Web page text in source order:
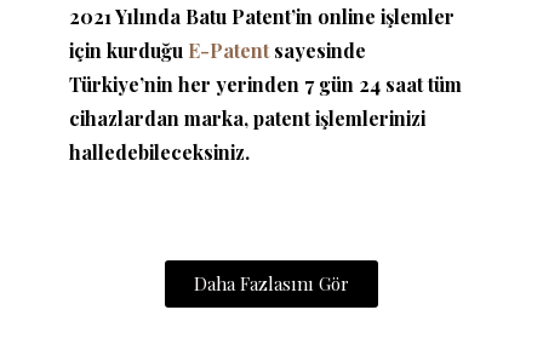
2021 Yılında Batu Patent’in online işlemler
için kurduğu E-Patentsayesinde
Türkiye’nin her yerinden 7 gün 24 saat tüm
cihazlardan marka, patent işlemlerinizi
halledebileceksiniz.
Daha Fazlasını Gör